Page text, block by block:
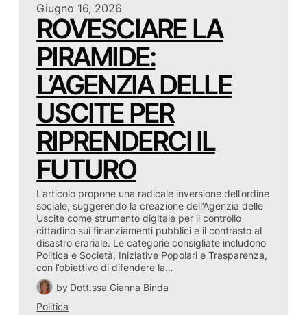
Giugno 16, 2026
ROVESCIARE LA
PIRAMIDE:
L’AGENZIA DELLE
USCITE PER
RIPRENDERCI IL
FUTURO
L’articolo propone una radicale inversione dell’ordine
sociale, suggerendo la creazione dell’Agenzia delle
Uscite come strumento digitale per il controllo
cittadino sui finanziamenti pubblici e il contrasto al
disastro erariale. Le categorie consigliate includono
Politica e Società, Iniziative Popolari e Trasparenza,
con l’obiettivo di difendere la…
by Dott.ssa Gianna Binda
Politica